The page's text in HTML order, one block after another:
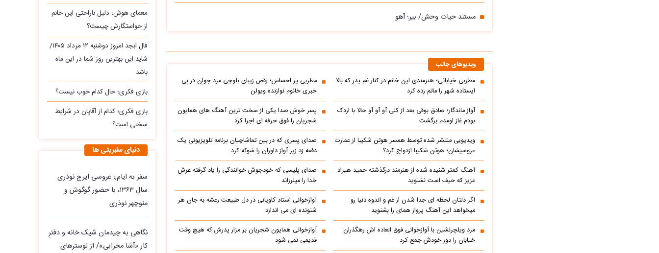
مستند حیات وحش/ بیر؛ آهو
ویدیوهای جالب
مطربی خیابانی؛ هنرمندی این خانم در کنار غم پدر که بالا
ایستاده شهر را ماتم زده کرد
مطربی پر احساس؛ رقص زیبای بلوچی مرد جوان در بی
خبری خانوم نوازنده ویولن
آواز ماندگار؛ صادق بوقی بعد از کلی آو آو آو حالا با اردک
بودم غاز اومدم برگشت
پسر خوش صدا یکی از سخت ترین آهنگ های همایون
شجریان را فوق حرفه ای اجرا کرد
ویدیویی منتشر شده توسط همسر هوتن شکیبا از عمارت
عروسیشان؛ هوتن شکیبا ازدواج کرد؟
صدای پسری که در بین تماشاچیان برنامه تلویزیونی یک
دفعه زد زیر آواز داوران را شوکه کرد
آهنگ کمتر شنیده شده از هنرمند درگذشته حمید هیراد
عزیز که حیف است نشنوید
صدای پلیسی که خودجوش خوانندگی را یاد گرفته عرش
خدا را میلرزاند
اگر دلتان لحظه ای جدا شدن از غم و اندوه دنیا رو
میخواهد این آهنگ پرواز همای را بشنوید
آوازخوانی استاد کاویانی در دل طبیعت رعشه به جان هر
شنونده ای می اندازد
مرد ویلچرنشین با آوازخوانی فوق العاده اش رهگذران
خیابان را دور خودش جمع کرد
آوازخوانی همایون شجریان بر مزار پدرش که هیچ وقت
قدیمی نمی شود
معمای هوش؛ دلیل ناراحتی این خانم
از خواستگارش چیست؟
فال ابجد امروز دوشنبه ۱۲ مرداد ۱۴۰۵/
شاید این بهترین روز شما در این ماه
باشد
بازی فکری؛ حال کدام خوب نیست؟
بازی فکری؛ کدام از آقایان در شرایط
سختی است؟
دنیای سلبریتی ها
سفر به ایام,؛ عروسی ایرج نوذری
سال ۱۳۶۳، با حضور گوگوش و
منوچهر نوذری
نگاهی به چیدمان شیک خانه و دفترِ
کار «آشا محرابی»/ از لوسترهای